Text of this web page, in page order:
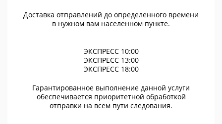
Доставка отправлений до определенного времени
в нужном вам населенном пункте.
ЭКСПРЕСС 10:00
ЭКСПРЕСС 13:00
ЭКСПРЕСС 18:00
Гарантированное выполнение данной услуги
обеспечивается приоритетной обработкой
отправки на всем пути следования.